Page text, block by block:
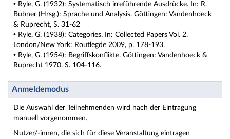
• Ryle, G. (1932): Systematisch irreführende Ausdrücke. In: R.
Bubner (Hrsg.): Sprache und Analysis. Göttingen: Vandenhoeck
& Ruprecht, S. 31-62
• Ryle, G. (1938): Categories. In: Collected Papers Vol. 2.
London/New York: Routlegde 2009, p. 178-193.
• Ryle, G. (1954): Begriffskonflikte. Göttingen: Vandenhoeck &
Ruprecht 1970. S. 104-116.
Anmeldemodus
Die Auswahl der Teilnehmenden wird nach der Eintragung
manuell vorgenommen.
Nutzer/-innen, die sich für diese Veranstaltung eintragen